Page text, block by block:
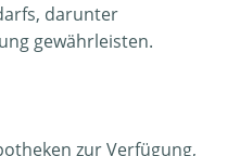
darunter
gewährleisten.
zur Verfügung,